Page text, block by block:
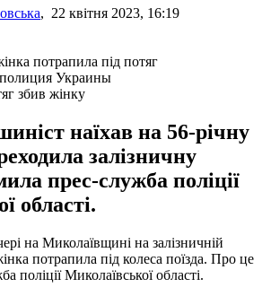
, 22 квітня 2023, 16:19
Украины
збив жінку
наїхав на 56-річну
залізничну
прес-служба поліції
області.
на Миколаївщині на залізничній
потрапила під колеса поїзда. Про це
поліції Миколаївської області.